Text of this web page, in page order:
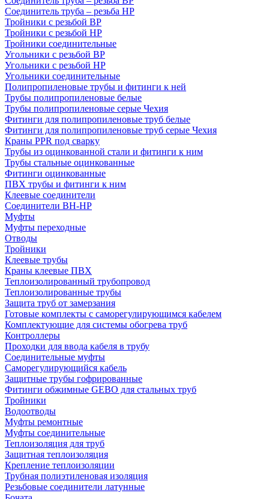
Соединитель труба – резьба НР
Тройники с резьбой ВР
Тройники с резьбой НР
Тройники соединительные
Угольники с резьбой ВР
Угольники с резьбой НР
Угольники соединительные
Полипропиленовые трубы и фитинги к ней
Трубы полипропиленовые белые
Трубы полипропиленовые серые Чехия
Фитинги для полипропиленовые труб белые
Фитинги для полипропиленовые труб серые Чехия
Краны PPR под сварку
Трубы из оцинкованной стали и фитинги к ним
Трубы стальные оцинкованные
Фитинги оцинкованные
ПВХ трубы и фитинги к ним
Клеевые соединители
Соединители ВН-НР
Муфты
Муфты переходные
Отводы
Тройники
Клеевые трубы
Краны клеевые ПВХ
Теплоизолированный трубопровод
Теплоизолированные трубы
Защита труб от замерзания
Готовые комплекты с саморегулирующимся кабелем
Комплектующие для системы обогрева труб
Контроллеры
Проходки для ввода кабеля в трубу
Соединительные муфты
Саморегулирующийся кабель
Защитные трубы гофрированные
Фитинги обжимные GEBO для стальных труб
Тройники
Водоотводы
Муфты ремонтные
Муфты соединительные
Теплоизоляция для труб
Защитная теплоизоляция
Крепление теплоизоляции
Трубная полиэтиленовая изоляция
Резьбовые соединители латунные